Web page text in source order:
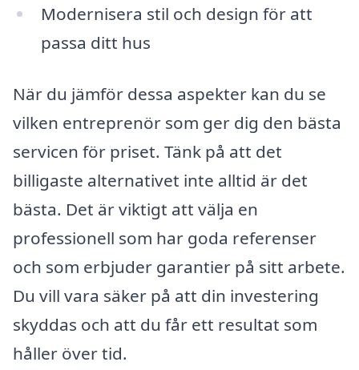
Modernisera stil och design för att
passa ditt hus
När du jämför dessa aspekter kan du se
vilken entreprenör som ger dig den bästa
servicen för priset. Tänk på att det
billigaste alternativet inte alltid är det
bästa. Det är viktigt att välja en
professionell som har goda referenser
och som erbjuder garantier på sitt arbete.
Du vill vara säker på att din investering
skyddas och att du får ett resultat som
håller över tid.